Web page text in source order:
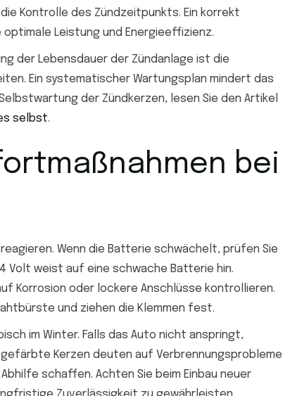
Kontrolle des Zündzeitpunkts. Ein korrekt
Leistung und Energieeffizienz.
der Lebensdauer der Zündanlage ist die
Ein systematischer Wartungsplan mindert das
der Zündkerzen, lesen Sie den Artikel
selbst.
bei
Wenn die Batterie schwächelt, prüfen Sie
Volt weist auf eine schwache Batterie hin.
Korrosion oder lockere Anschlüsse kontrollieren.
und ziehen die Klemmen fest.
im Winter. Falls das Auto nicht anspringt,
Kerzen deuten auf Verbrennungsprobleme
schaffen. Achten Sie beim Einbau neuer